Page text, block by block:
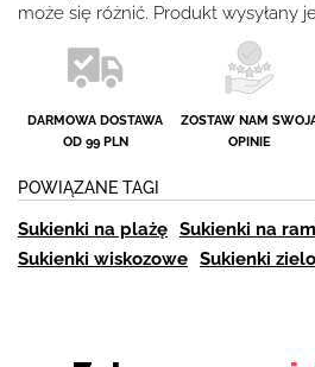
może się różnić. Produkt wysyłany
DARMOWA DOSTAWA
OD 99 PLN
ZOSTAW NAM
OPINIE
POWIĄZANE TAGI
Sukienki na plażę Sukienki na
Sukienki wiskozowe Sukienki